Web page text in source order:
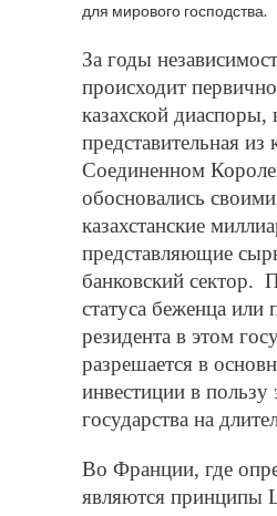
для мирового господства.
За годы
происходит
казахской диаспоры,
представительная из
Соединенном
обосновались
казахстанские
представляющие
банковский сектор.
статуса беженца или
резидента в этом
разрешается в
инвестиции в пользу
государства на
Во Франции, где
являются принципы